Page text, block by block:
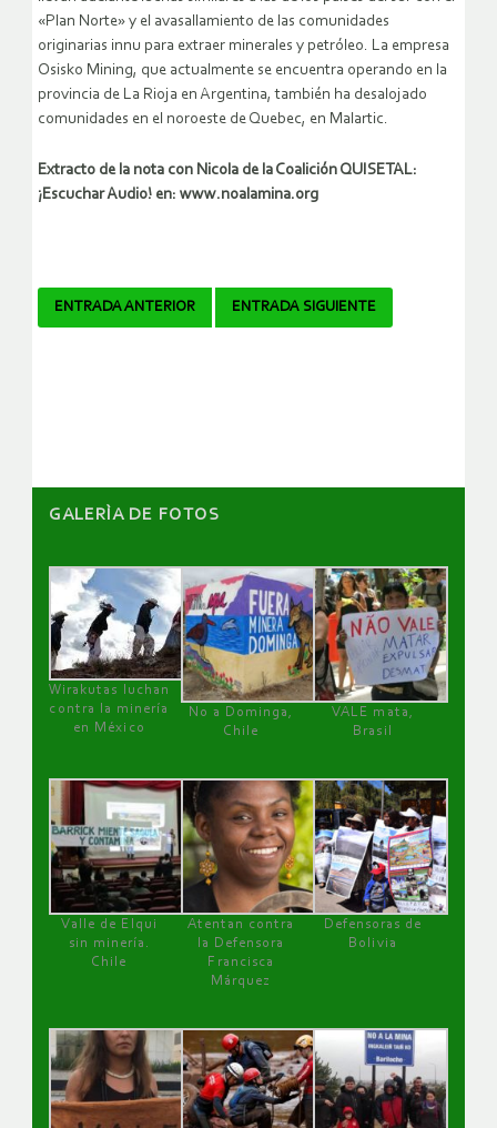
«Plan Norte» y el avasallamiento de las comunidades
originarias innu para extraer minerales y petróleo. La empresa
Osisko Mining, que actualmente se encuentra operando en la
provincia de La Rioja en Argentina, también ha desalojado
comunidades en el noroeste de Quebec, en Malartic.
Extracto de la nota con Nicola de la Coalición QUISETAL:
¡Escuchar Audio! en: www.noalamina.org
Navegador
ENTRADA ANTERIOR ENTRADA SIGUIENTE
GALERÌA DE FOTOS
Wirakutas luchan
contra la minería
en México
No a Dominga,
Chile
VALE mata,
Brasil
Valle de Elqui
sin minería.
Chile
Atentan contra
la Defensora
Francisca
Márquez
Defensoras de
Bolivia